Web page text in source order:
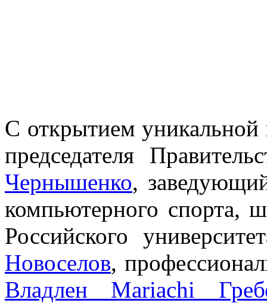
С открытием уникальной
председателя
Чернышенко,
компьютерного спорта,
Российского
Новоселов,
Владлен Mariachi